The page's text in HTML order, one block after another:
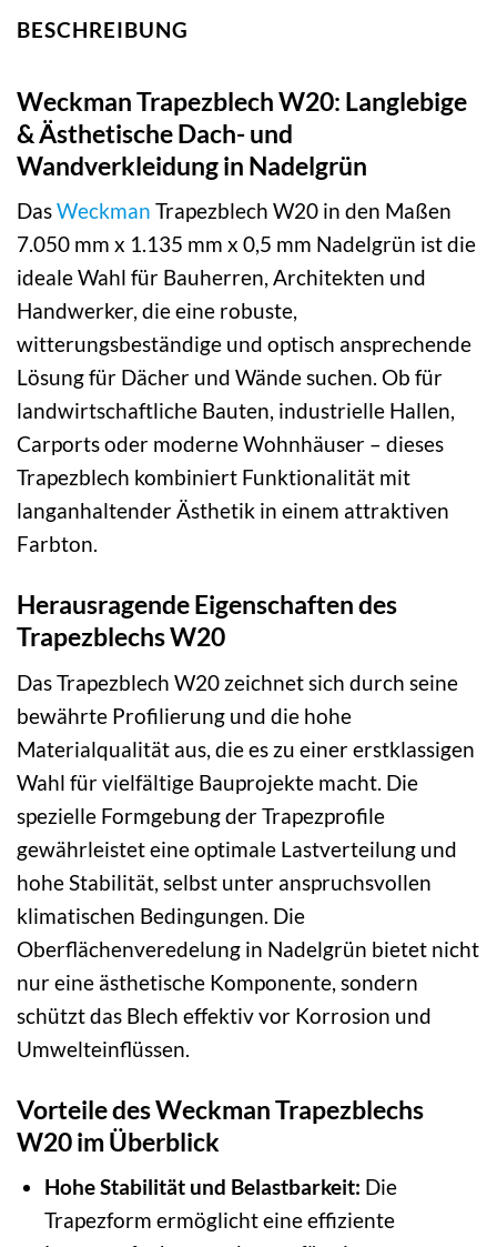
BESCHREIBUNG
Weckman Trapezblech W20: Langlebige
& Ästhetische Dach- und
Wandverkleidung in Nadelgrün
DasWeckman Trapezblech W20 in den Maßen
7.050 mm x 1.135 mm x 0,5 mm Nadelgrün ist die
ideale Wahl für Bauherren, Architekten und
Handwerker, die eine robuste,
witterungsbeständige und optisch ansprechende
Lösung für Dächer und Wände suchen. Ob für
landwirtschaftliche Bauten, industrielle Hallen,
Carports oder moderne Wohnhäuser – dieses
Trapezblech kombiniert Funktionalität mit
langanhaltender Ästhetik in einem attraktiven
Farbton.
Herausragende Eigenschaften des
Trapezblechs W20
Das Trapezblech W20 zeichnet sich durch seine
bewährte Profilierung und die hohe
Materialqualität aus, die es zu einer erstklassigen
Wahl für vielfältige Bauprojekte macht. Die
spezielle Formgebung der Trapezprofile
gewährleistet eine optimale Lastverteilung und
hohe Stabilität, selbst unter anspruchsvollen
klimatischen Bedingungen. Die
Oberflächenveredelung in Nadelgrün bietet nicht
nur eine ästhetische Komponente, sondern
schützt das Blech effektiv vor Korrosion und
Umwelteinflüssen.
Vorteile des Weckman Trapezblechs
W20 im Überblick
Hohe Stabilität und Belastbarkeit: Die
Trapezform ermöglicht eine effiziente